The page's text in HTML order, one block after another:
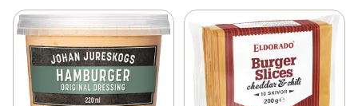
produkten utgör Cheddar hela 75 %. Det ger skivorna
en distinkt, autentisk karaktär och lyfter fram cheddarns
naturliga sälta och umamitoner.
Optimal smältförmåga: Kombinationen av den färska